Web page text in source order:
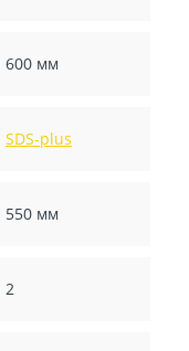
600 мм
SDS-plus
550 мм
2